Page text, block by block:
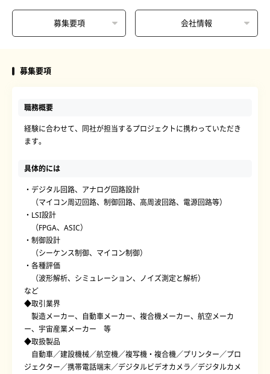
募集要項 会社情報
募集要項
職務概要
経験に合わせて、同社が担当するプロジェクトに携わっていただき
ます。
具体的には
・デジタル回路、アナログ回路設計
（マイコン周辺回路、制御回路、高周波回路、電源回路等）
・LSI設計
（FPGA、ASIC）
・制御設計
（シーケンス制御、マイコン制御）
・各種評価
（波形解析、シミュレーション、ノイズ測定と解析）
など
◆取引業界
製造メーカー、自動車メーカー、複合機メーカー、航空メーカ
ー、宇宙産業メーカー 等
◆取扱製品
自動車／建設機械／航空機／複写機・複合機／プリンター／プロ
ジェクター／携帯電話端末／デジタルビデオカメラ／デジタルカメ